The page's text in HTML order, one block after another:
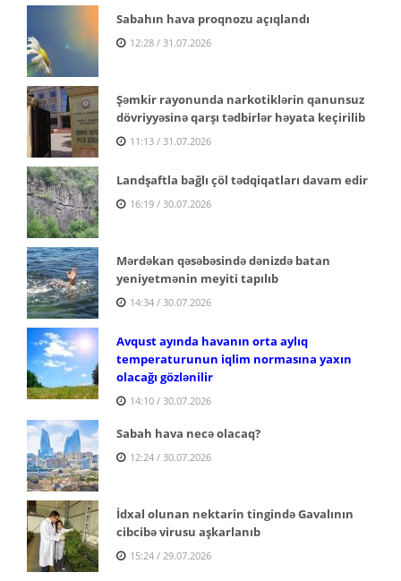
Sabahın hava proqnozu açıqlandı
12:28 / 31.07.2026
Şəmkir rayonunda narkotiklərin qanunsuz
dövriyyəsinə qarşı tədbirlər həyata keçirilib
11:13 / 31.07.2026
Landşaftla bağlı çöl tədqiqatları davam edir
16:19 / 30.07.2026
Mərdəkan qəsəbəsində dənizdə batan
yeniyetmənin meyiti tapılıb
14:34 / 30.07.2026
Avqust ayında havanın orta aylıq
temperaturunun iqlim normasına yaxın
olacağı gözlənilir
14:10 / 30.07.2026
Sabah hava necə olacaq?
12:24 / 30.07.2026
İdxal olunan nektarin tingində Gavalının
cibcibə virusu aşkarlanıb
15:24 / 29.07.2026